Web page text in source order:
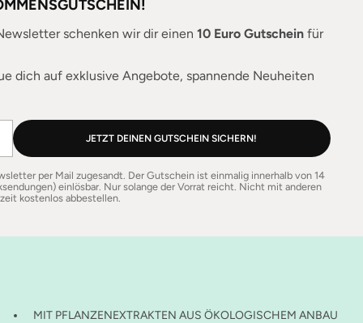
schenken wir dir einen 10 Euro Gutscheinfür
dich auf exklusive Angebote, spannende Neuheiten
JETZT DEINEN GUTSCHEIN SICHERN!
per Mail zugesandt. Der Gutschein ist einmalig innerhalb von 14
einlösbar. Nur solange der Vorrat reicht. Nicht mit anderen
kostenlos abbestellen.
MIT PFLANZENEXTRAKTEN AUS ÖKOLOGISCHEM ANBAU